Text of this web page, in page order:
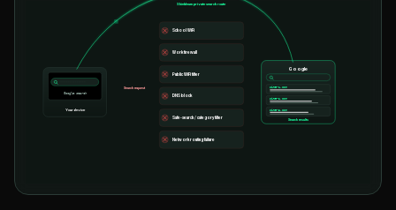
Google search
Your device
Search request
School WiFi
Work firewall
Public WiFi filter
DNS block
Safe-search / category filter
Network routing failure
Google
site-1.com
site-2 .com
site-3 .com
Search results
Shieldeum private search route